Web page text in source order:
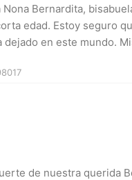
Bernardita,
edad. Estoy seguro
en este mundo.
de nuestra querida